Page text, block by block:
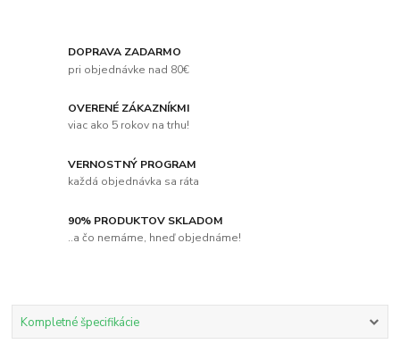
DOPRAVA ZADARMO
pri objednávke nad 80€
OVERENÉ ZÁKAZNÍKMI
viac ako 5 rokov na trhu!
VERNOSTNÝ PROGRAM
každá objednávka sa ráta
90% PRODUKTOV SKLADOM
..a čo nemáme, hneď objednáme!
Kompletné špecifikácie